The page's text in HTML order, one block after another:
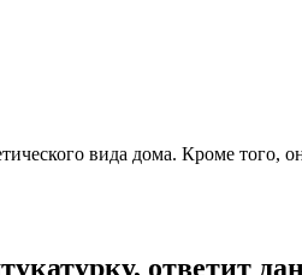
вида дома. Кроме того,
ответит